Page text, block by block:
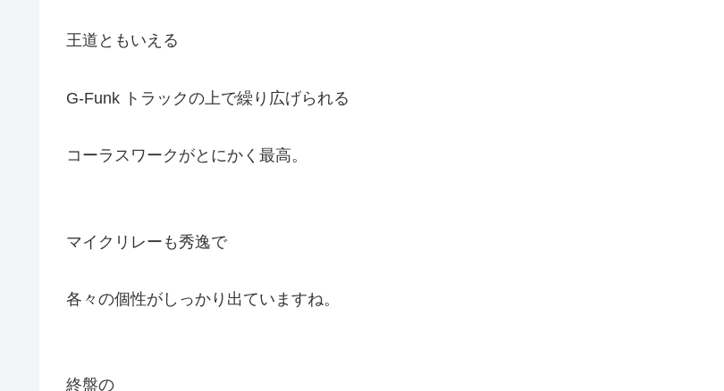
王道ともいえる
G-Funk トラックの上で繰り広げられる
コーラスワークがとにかく最高。
マイクリレーも秀逸で
各々の個性がしっかり出ていますね。
終盤の